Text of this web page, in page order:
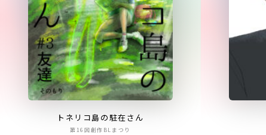
トネリコ島の駐在さん
第16回創作BLまつり